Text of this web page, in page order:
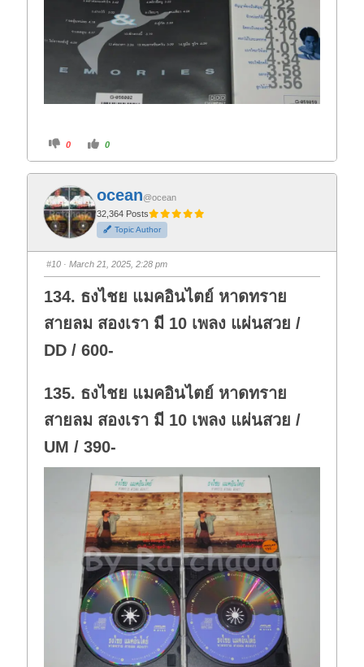
C
i
k
f
o
r
t
h
u
m
d
o
n
.
0
C
i
k
o
r
t
h
u
m
u
p
0
ocean@ocean
32,364 Posts
Topic Author
#10 · March 21, 2025, 2:28 pm
134. ธงไชย แมคอินไตย์ หาดทราย
สายลม สองเรา มี 10 เพลง แผ่นสวย /
DD / 600-
135. ธงไชย แมคอินไตย์ หาดทราย
สายลม สองเรา มี 10 เพลง แผ่นสวย /
UM / 390-